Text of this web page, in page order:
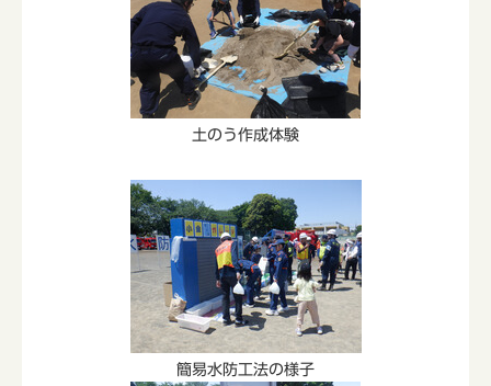
土のう作成体験
簡易水防工法の様子